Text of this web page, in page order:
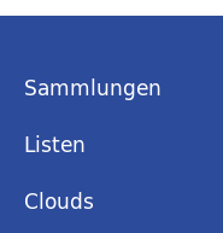
Sammlungen
Listen
Clouds